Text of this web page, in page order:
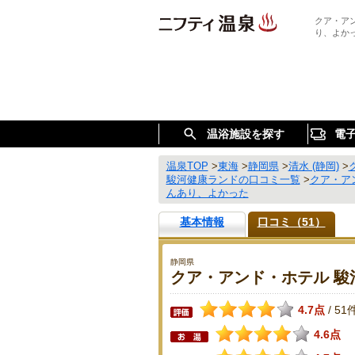
クア・ア
り、よか
温浴施設を探す 電
温泉TOP >東海>静岡県>清水 (静岡)>
駿河健康ランドの口コミ一覧 >クア・ア
んあり、よかった
基本情報 口コミ（51）
静岡県
クア・アンド・ホテル 駿
4.7点 / 51
4.6点